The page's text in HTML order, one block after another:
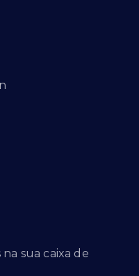
sua caixa de